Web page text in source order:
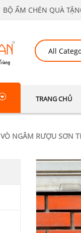
BỘ ẤM CHÉN QUÀ
TRANG CHỦ
VÒ NGÂM RƯỢU SƠN